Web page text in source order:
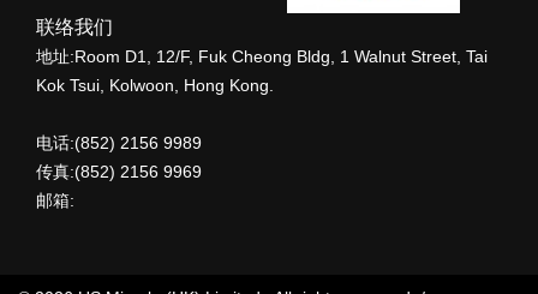
联络我们
地址:Room D1, 12/F, Fuk Cheong Bldg, 1 Walnut Street, Tai
Kok Tsui, Kolwoon, Hong Kong.
电话:(852) 2156 9989
传真:(852) 2156 9969
邮箱: